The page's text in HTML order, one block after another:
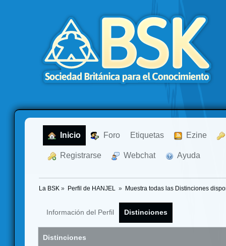
Inicio Foro Etiquetas Ezine
Registrarse Webchat Ayuda
La BSK » Perfil de HANJEL » Muestra todas las Distinciones
Información del Perfil Distinciones
Distinciones